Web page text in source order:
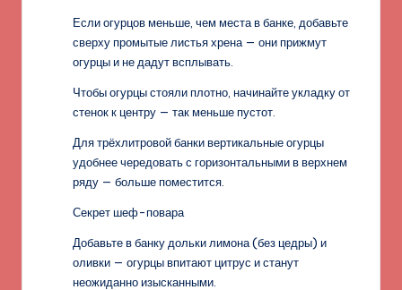
Если огурцов меньше, чем места в банке, добавьте
сверху промытые листья хрена — они прижмут
огурцы и не дадут всплывать.
Чтобы огурцы стояли плотно, начинайте укладку от
стенок к центру — так меньше пустот.
Для трёхлитровой банки вертикальные огурцы
удобнее чередовать с горизонтальными в верхнем
ряду — больше поместится.
Секрет шеф-повара
Добавьте в банку дольки лимона (без цедры) и
оливки — огурцы впитают цитрус и станут
неожиданно изысканными.